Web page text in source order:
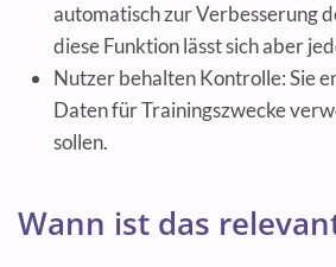
automatisch zur Verbesserung
diese Funktion lässt sich aber
Nutzer behalten Kontrolle: Sie
Daten für Trainingszwecke
sollen.
Wann ist das